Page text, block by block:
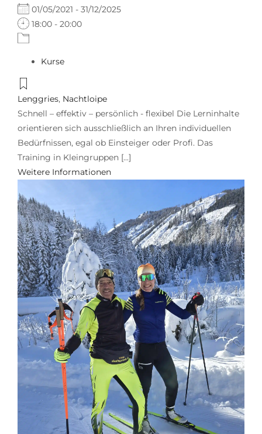
01/05/2021 - 31/12/2025
18:00 - 20:00
Kurse
Lenggries, Nachtloipe
Schnell – effektiv – persönlich - flexibel Die Lerninhalte
orientieren sich ausschließlich an Ihren individuellen
Bedürfnissen, egal ob Einsteiger oder Profi. Das
Training in Kleingruppen [...]
Weitere Informationen